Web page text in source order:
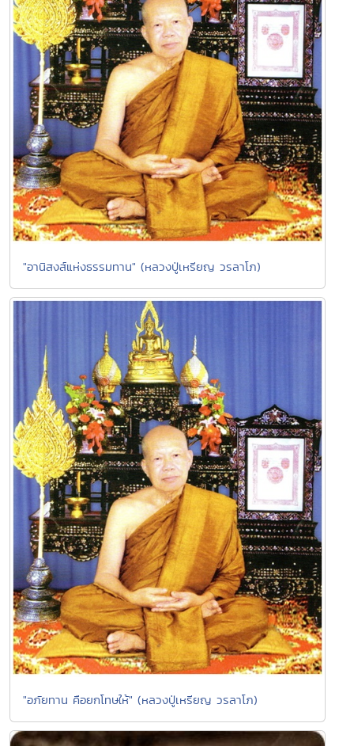
"อานิสงส์แห่งธรรมทาน" (หลวงปู่เหรียญ วรลาโภ)
"อภัยทาน คือยกโทษให้" (หลวงปู่เหรียญ วรลาโภ)